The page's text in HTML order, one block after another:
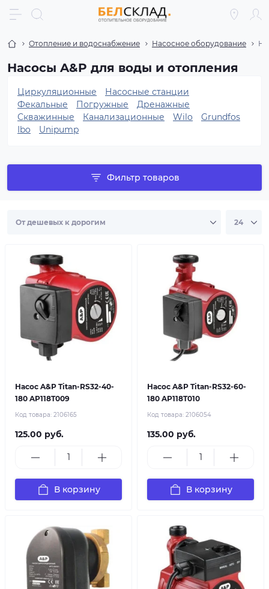
Отопление и водоснабжение Насосное оборудование
Насосы A&P для воды и отопления
Циркуляционные
Насосные станции
Фекальные
Погружные
Дренажные
Скважинные
Канализационные Wilo
Grundfos
Ibo
Unipump
Фильтр товаров
Насос A&P Titan-RS32-40-
180 AP118T009
Код товара: 2106165
125.00 руб.
В корзину
Насос A&P Titan-RS32-60-
180 AP118T010
Код товара: 2106054
135.00 руб.
В корзину